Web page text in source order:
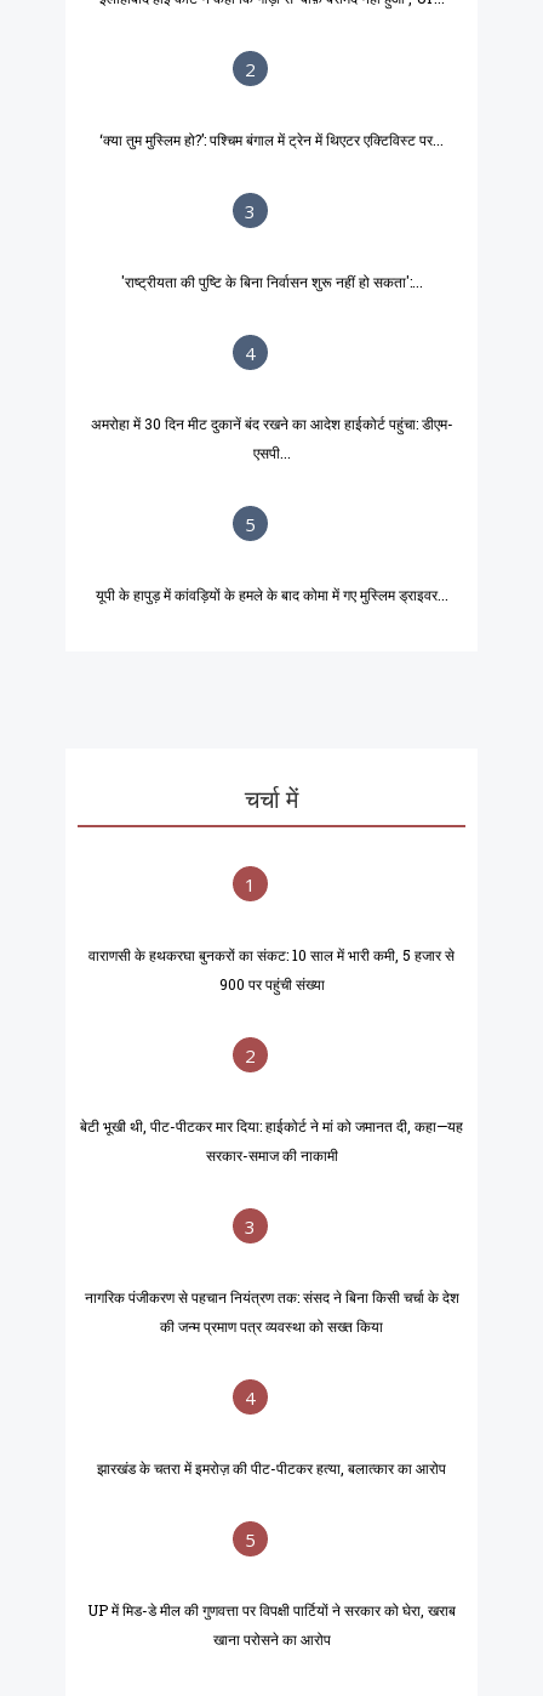
2
‘क्या तुम मुस्लिम हो?’: पश्चिम बंगाल में ट्रेन में थिएटर एक्टिविस्ट पर...
3
'राष्ट्रीयता की पुष्टि के बिना निर्वासन शुरू नहीं हो सकता':...
4
अमरोहा में 30 दिन मीट दुकानें बंद रखने का आदेश हाईकोर्ट पहुंचा: डीएम-
एसपी...
5
यूपी के हापुड़ में कांवड़ियों के हमले के बाद कोमा में गए मुस्लिम ड्राइवर...
चर्चा में
1
वाराणसी के हथकरघा बुनकरों का संकट: 10 साल में भारी कमी, 5 हजार से
900 पर पहुंची संख्या
2
बेटी भूखी थी, पीट-पीटकर मार दिया: हाईकोर्ट ने मां को जमानत दी, कहा—यह
सरकार-समाज की नाकामी
3
नागरिक पंजीकरण से पहचान नियंत्रण तक: संसद ने बिना किसी चर्चा के देश
की जन्म प्रमाण पत्र व्यवस्था को सख्त किया
4
झारखंड के चतरा में इमरोज़ की पीट-पीटकर हत्या, बलात्कार का आरोप
5
UP में मिड-डे मील की गुणवत्ता पर विपक्षी पार्टियों ने सरकार को घेरा, खराब
खाना परोसने का आरोप